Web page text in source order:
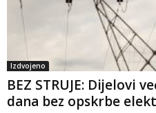
Izdvojeno
BEZ STRUJE: Dijelovi
dana bez opskrbe